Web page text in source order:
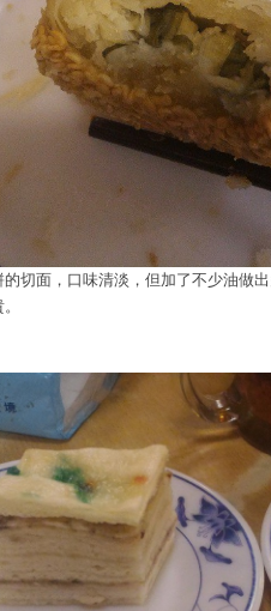
的切面，口味清淡，但加了不少油做